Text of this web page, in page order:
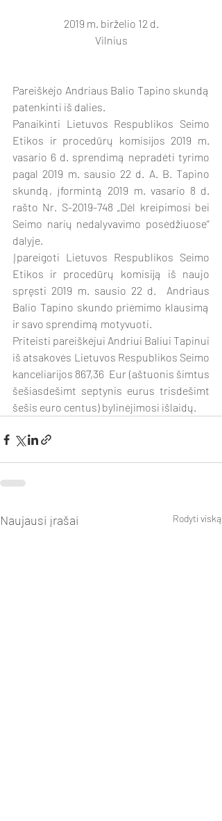
2019 m. birželio 12 d.
Vilnius
Pareiškėjo Andriaus Balio Tapino skundą
patenkinti iš dalies.
Panaikinti Lietuvos Respublikos Seimo
Etikos ir procedūrų komisijos 2019 m.
vasario 6 d. sprendimą nepradėti tyrimo
pagal 2019 m. sausio 22 d. A. B. Tapino
skundą, įformintą 2019 m. vasario 8 d.
rašto Nr. S-2019-748 „Dėl kreipimosi bei
Seimo narių nedalyvavimo posėdžiuose“
dalyje.
Įpareigoti Lietuvos Respublikos Seimo
Etikos ir procedūrų komisiją iš naujo
spręsti 2019 m. sausio 22 d.  Andriaus
Balio Tapino skundo priėmimo klausimą
ir savo sprendimą motyvuoti.
Priteisti pareiškėjui Andriui Baliui Tapinui
iš atsakovės Lietuvos Respublikos Seimo
kanceliarijos 867,36  Eur (aštuonis šimtus
šešiasdešimt septynis eurus trisdešimt
šešis euro centus) bylinėjimosi išlaidų.
Naujausi įrašai Rodyti viską